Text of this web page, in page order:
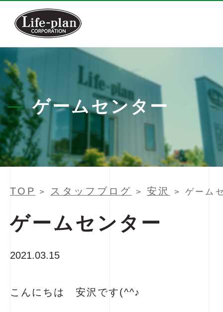
ゲームセンター
TOP > スタッフブログ > 安沢 > ゲーム
ゲームセンター
2021.03.15
こんにちは 安沢です(^^♪